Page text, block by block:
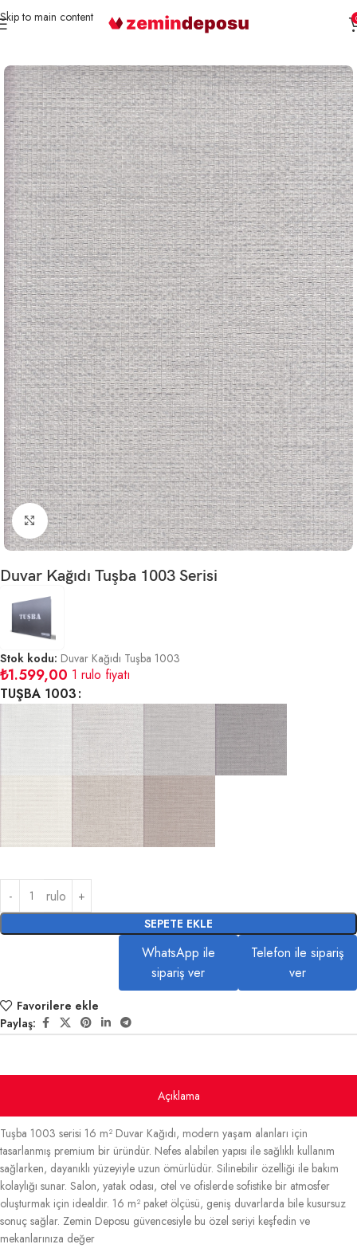
Skip to main content
Büyütmek için tıklayın
Duvar Kağıdı Tuşba 1003 Serisi
Stok kodu: Duvar Kağıdı Tuşba 1003
₺1.599,00 1 rulo fiyatı
TUŞBA 1003
rulo
SEPETE EKLE
WhatsApp ile
sipariş ver
Telefon ile sipariş
ver
Favorilere ekle
Paylaş:
Açıklama
Tuşba 1003 serisi 16 m² Duvar Kağıdı, modern yaşam alanları için
tasarlanmış premium bir üründür. Nefes alabilen yapısı ile sağlıklı kullanım
sağlarken, dayanıklı yüzeyiyle uzun ömürlüdür. Silinebilir özelliği ile bakım
kolaylığı sunar. Salon, yatak odası, otel ve ofislerde sofistike bir atmosfer
oluşturmak için idealdir. 16 m² paket ölçüsü, geniş duvarlarda bile kusursuz
sonuç sağlar. Zemin Deposu güvencesiyle bu özel seriyi keşfedin ve
mekanlarınıza değer